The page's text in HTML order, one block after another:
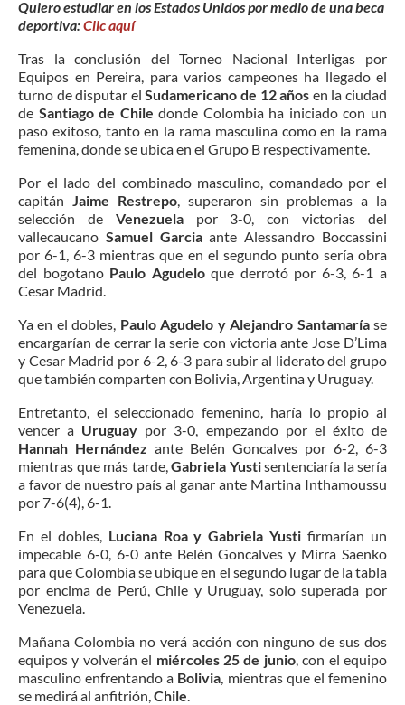
Quiero estudiar en los Estados Unidos por medio de una beca
deportiva:Clic aquí
Tras la conclusión del Torneo Nacional Interligas por
Equipos en Pereira, para varios campeones ha llegado el
turno de disputar el Sudamericano de 12 años en la ciudad
de Santiago de Chile donde Colombia ha iniciado con un
paso exitoso, tanto en la rama masculina como en la rama
femenina, donde se ubica en el Grupo B respectivamente.
Por el lado del combinado masculino, comandado por el
capitán
Jaime Restrepo , superaron sin problemas a la
selección de Venezuelapor 3-0, con victorias del
vallecaucano Samuel Garciaante Alessandro Boccassini
por 6-1, 6-3 mientras que en el segundo punto sería obra
del bogotano Paulo Agudeloque derrotó por 6-3, 6-1 a
Cesar Madrid.
Ya en el dobles, Paulo Agudelo y Alejandro Santamaríase
encargarían de cerrar la serie con victoria ante Jose D’Lima
y Cesar Madrid por 6-2, 6-3 para subir al liderato del grupo
que también comparten con Bolivia, Argentina y Uruguay.
Entretanto, el seleccionado femenino, haría lo propio al
vencer a Uruguay por 3-0, empezando por el éxito de
Hannah Hernández ante Belén Goncalves por 6-2, 6-3
mientras que más tarde, Gabriela Yustisentenciaría la sería
a favor de nuestro país al ganar ante Martina Inthamoussu
por 7-6(4), 6-1.
En el dobles, Luciana Roa y Gabriela Yusti firmarían un
impecable 6-0, 6-0 ante Belén Goncalves y Mirra Saenko
para que Colombia se ubique en el segundo lugar de la tabla
por encima de Perú, Chile y Uruguay, solo superada por
Venezuela.
Mañana Colombia no verá acción con ninguno de sus dos
equipos y volverán el miércoles 25 de junio, con el equipo
masculino enfrentando a Bolivia , mientras que el femenino
se medirá al anfitrión, Chile